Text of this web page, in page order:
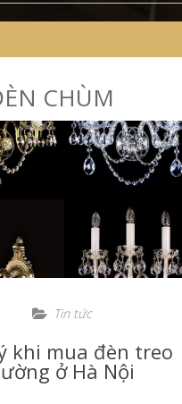
CHÙM
Tin tức
khi mua đèn treo
ở Hà Nội